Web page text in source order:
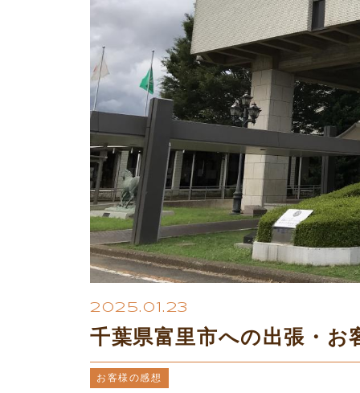
2025.01.23
千葉県富里市への出張・お
お客様の感想